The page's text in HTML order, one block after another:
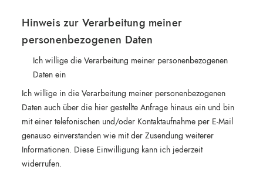
Hinweis zur Verarbeitung meiner
personenbezogenen Daten
Ich willige die Verarbeitung meiner personenbezogenen
Daten ein
Ich willige in die Verarbeitung meiner personenbezogenen
Daten auch über die hier gestellte Anfrage hinaus ein und bin
mit einer telefonischen und/oder Kontaktaufnahme per E-Mail
genauso einverstanden wie mit der Zusendung weiterer
Informationen. Diese Einwilligung kann ich jederzeit
widerrufen.